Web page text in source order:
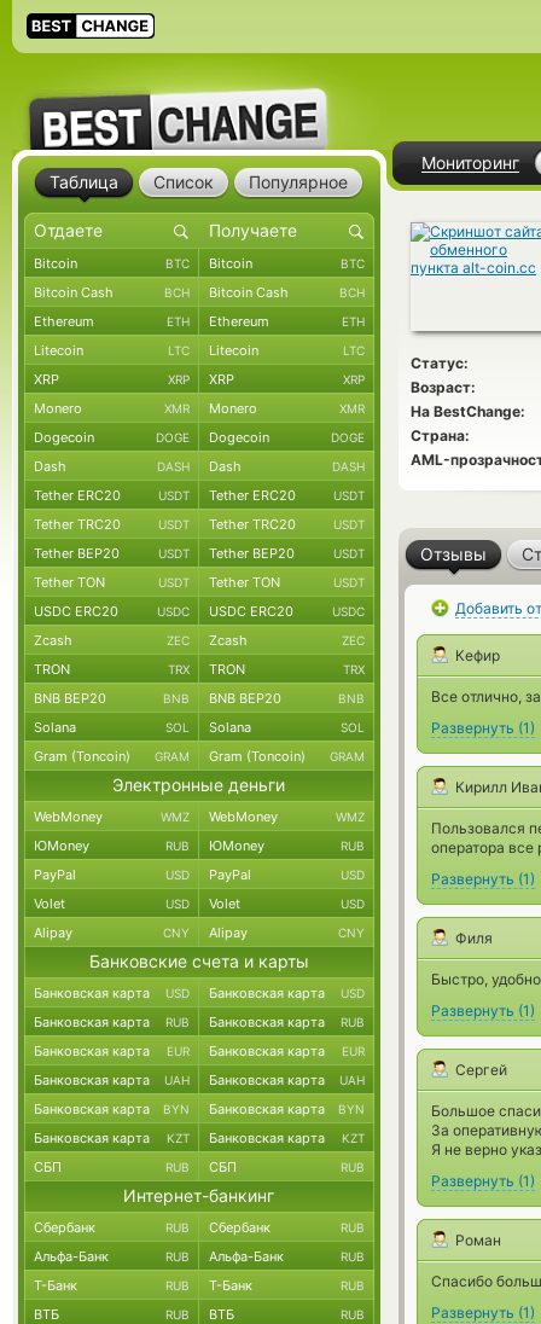
Мониторинг
Статус:
Возраст:
На BestChange:
Страна:
AML-
Отзывы
Добавить
Кефир
Все отлично,
Развернуть (1)
Кирилл
Пользовался
оператора
Развернуть (1)
Филя
Быстро,
Развернуть (1)
Сергей
Большое
За
Я не верно
Развернуть (1)
Роман
Спасибо
Развернуть (1)
Таблица Список Популярное
Bitcoin BTC Bitcoin BTC
Bitcoin Cash BCH Bitcoin Cash BCH
Ethereum ETH Ethereum ETH
Litecoin LTC Litecoin LTC
XRP XRP XRP XRP
Monero XMR Monero XMR
Dogecoin DOGE Dogecoin DOGE
Dash DASH Dash DASH
Tether ERC20 USDT Tether ERC20 USDT
Tether TRC20 USDT Tether TRC20 USDT
Tether BEP20 USDT Tether BEP20 USDT
Tether TON USDT Tether TON USDT
USDC ERC20 USDC USDC ERC20 USDC
Zcash ZEC Zcash ZEC
TRON TRX TRON TRX
BNB BEP20 BNB BNB BEP20 BNB
Solana SOL Solana SOL
Gram (Toncoin) GRAM Gram (Toncoin) GRAM
Электронные деньги
WebMoney WMZ WebMoney WMZ
ЮMoney RUB ЮMoney RUB
PayPal USD PayPal USD
Volet USD Volet USD
Alipay CNY Alipay CNY
Банковские счета и карты
Банковская карта USD Банковская карта USD
Банковская карта RUB Банковская карта RUB
Банковская карта EUR Банковская карта EUR
Банковская карта UAH Банковская карта UAH
Банковская карта BYN Банковская карта BYN
Банковская карта KZT Банковская карта KZT
СБП RUB СБП RUB
Интернет-банкинг
Сбербанк RUB Сбербанк RUB
Альфа-Банк RUB Альфа-Банк RUB
Т-Банк RUB Т-Банк RUB
ВТБ RUB ВТБ RUB